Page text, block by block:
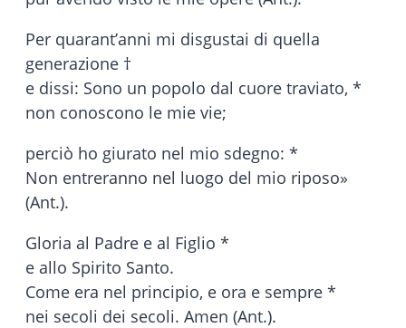
Per quarant’anni mi disgustai di quella
generazione †
e dissi: Sono un popolo dal cuore traviato, *
non conoscono le mie vie;
perciò ho giurato nel mio sdegno: *
Non entreranno nel luogo del mio riposo»
(Ant.).
Gloria al Padre e al Figlio *
e allo Spirito Santo.
Come era nel principio, e ora e sempre *
nei secoli dei secoli. Amen (Ant.).